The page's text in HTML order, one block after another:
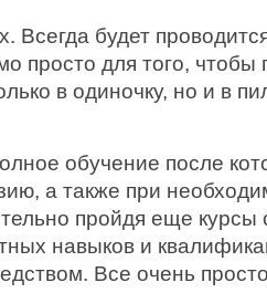
Всегда будет
просто для того, чтобы
в одиночку, но и в
обучение после
а также при
пройдя еще курсы
навыков и
Все очень